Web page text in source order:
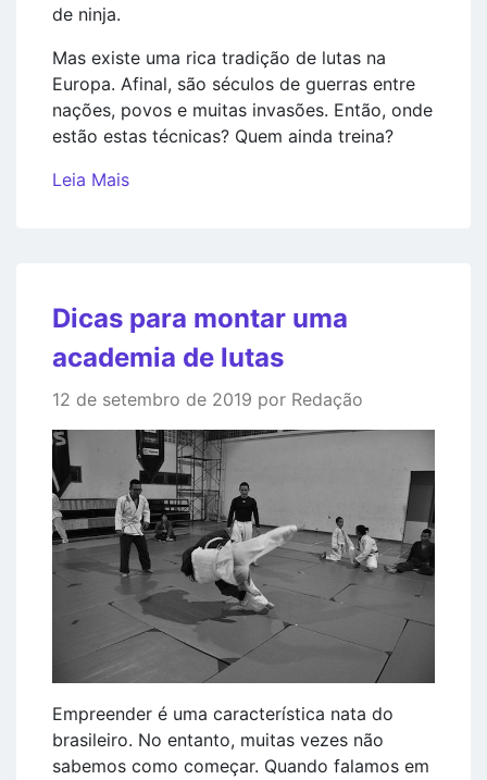
de ninja.
Mas existe uma rica tradição de lutas na
Europa. Afinal, são séculos de guerras entre
nações, povos e muitas invasões. Então, onde
estão estas técnicas? Quem ainda treina?
Leia Mais
Dicas para montar uma
academia de lutas
12 de setembro de 2019 por Redação
Empreender é uma característica nata do
brasileiro. No entanto, muitas vezes não
sabemos como começar. Quando falamos em